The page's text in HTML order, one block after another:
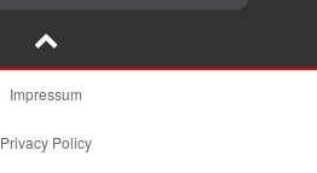
Impressum
Privacy Policy